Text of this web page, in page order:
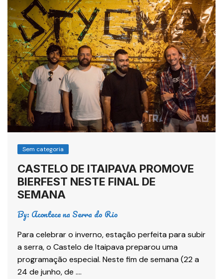
Sem categoria
CASTELO DE ITAIPAVA PROMOVE
BIERFEST NESTE FINAL DE
SEMANA
By: Acontece na Serra do Rio
Para celebrar o inverno, estação perfeita para subir
a serra, o Castelo de Itaipava preparou uma
programação especial. Neste fim de semana (22 a
24 de junho, de ….